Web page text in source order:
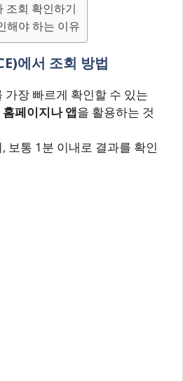
조회 확인하기
해야 하는 이유
에서 조회 방법
가장 빠르게 확인할 수 있는
페이지나 앱을 활용하는 것
보통 1분 이내로 결과를 확인